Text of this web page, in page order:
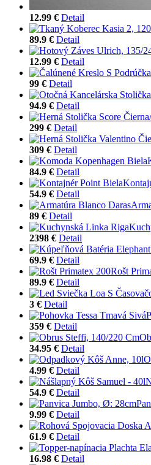
12.99 € Detail
89.9 € Detail
12.99 € Detail
99 € Detail
94.9 € Detail
299 € Detail
309 € Detail
84.9 € Detail
54.9 € Detail
89 € Detail
2398 € Detail
69.9 € Detail
Rošt
89.9 € Detail
3 € Detail
359 € Detail
34.95 € Detail
4.99 € Detail
54.9 € Detail
9.99 € Detail
61.9 € Detail
16.98 € Detail